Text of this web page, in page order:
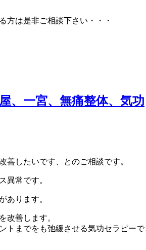
方は是非ご相談下さい・・・
、一宮、無痛整体、気功
したいです、とのご相談です。
異常です。
あります。
改善します。
までをも弛緩させる気功セラピー